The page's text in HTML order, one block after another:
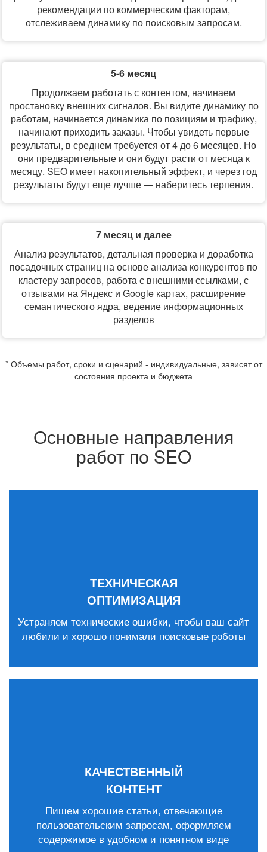
рекомендации по коммерческим факторам,
отслеживаем динамику по поисковым запросам.
5-6 месяц
Продолжаем работать с контентом, начинаем
простановку внешних сигналов. Вы видите динамику по
работам, начинается динамика по позициям и трафику,
начинают приходить заказы. Чтобы увидеть первые
результаты, в среднем требуется от 4 до 6 месяцев. Но
они предварительные и они будут расти от месяца к
месяцу. SEO имеет накопительный эффект, и через год
результаты будут еще лучше — наберитесь терпения.
7 месяц и далее
Анализ результатов, детальная проверка и доработка
посадочных страниц на основе анализа конкурентов по
кластеру запросов, работа с внешними ссылками, с
отзывами на Яндекс и Google картах, расширение
семантического ядра, ведение информационных
разделов
* Объемы работ, сроки и сценарий - индивидуальные, зависят от
состояния проекта и бюджета
Основные направления
работ по SEO
ТЕХНИЧЕСКАЯ
ОПТИМИЗАЦИЯ
Устраняем технические ошибки, чтобы ваш сайт
любили и хорошо понимали поисковые роботы
КАЧЕСТВЕННЫЙ
КОНТЕНТ
Пишем хорошие статьи, отвечающие
пользовательским запросам, оформляем
содержимое в удобном и понятном виде